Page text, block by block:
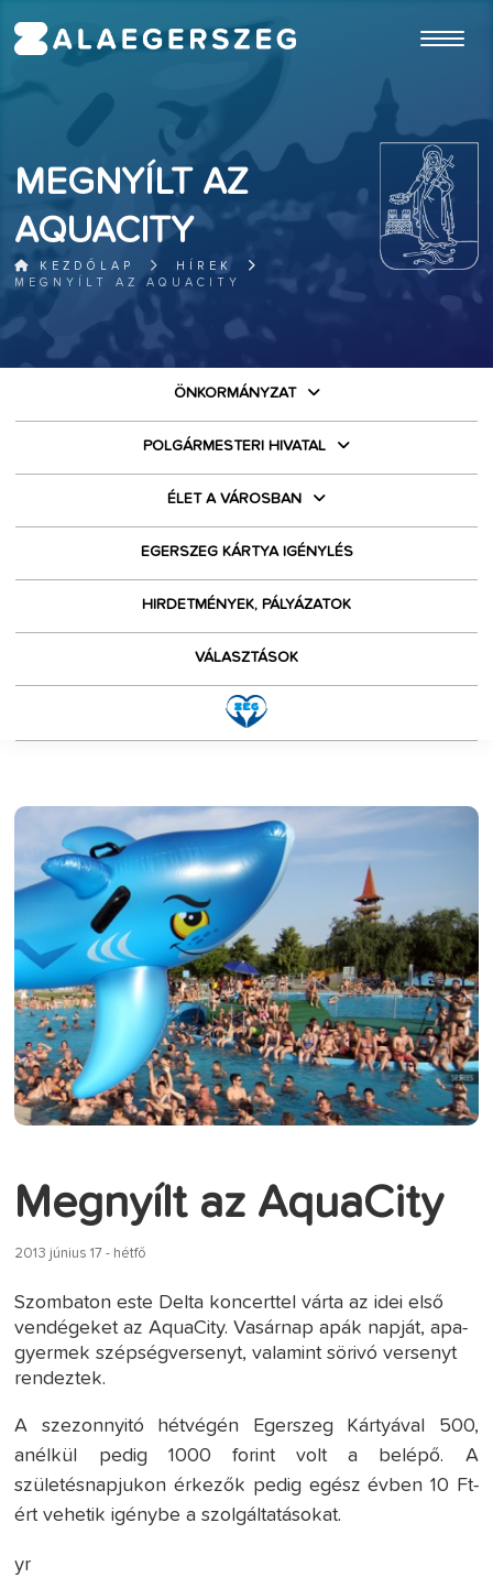
MEGNYÍLT AZ
AQUACITY
KEZDŐLAP
HÍREK
MEGNYÍLT AZ AQUACITY
ÖNKORMÁNYZAT
POLGÁRMESTERI HIVATAL
ÉLET A VÁROSBAN
EGERSZEG KÁRTYA IGÉNYLÉS
HIRDETMÉNYEK, PÁLYÁZATOK
VÁLASZTÁSOK
Megnyílt az AquaCity
2013 június 17 - hétfő
Szombaton este Delta koncerttel várta az idei első
vendégeket az AquaCity. Vasárnap apák napját, apa-
gyermek szépségversenyt, valamint sörivó versenyt
rendeztek.
A szezonnyitó hétvégén Egerszeg Kártyával 500,
anélkül pedig 1000 forint volt a belépő. A
születésnapjukon érkezők pedig egész évben 10 Ft-
ért vehetik igénybe a szolgáltatásokat.
yr